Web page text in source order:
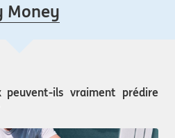
Money
peuvent-ils vraiment prédire